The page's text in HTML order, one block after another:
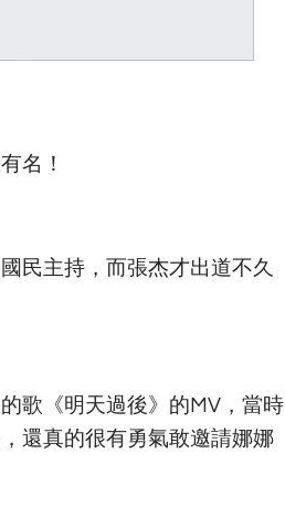
名！
民主持，而張杰才出道不久
歌《明天過後》的MV，當時
還真的很有勇氣敢邀請娜娜